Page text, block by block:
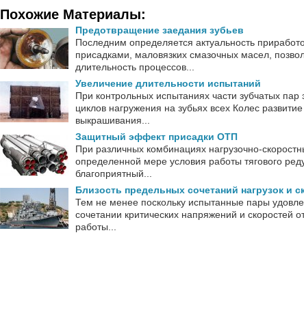
Похожие Материалы:
Предотвращение заедания зубьев
Последним определяется актуальность
присадками, маловязких смазочных масел,
длительность процессов...
Увеличение длительности испытаний
При контрольных испытаниях части зубчатых пар
циклов нагружения на зубьях всех Колес развитие
выкрашивания...
Защитный эффект присадки ОТП
При различных комбинациях нагрузочно-
определенной мере условия работы тягового
благоприятный...
Близость предельных сочетаний нагрузок и
Тем не менее поскольку испытанные пары
сочетании критических напряжений и скоростей
работы...